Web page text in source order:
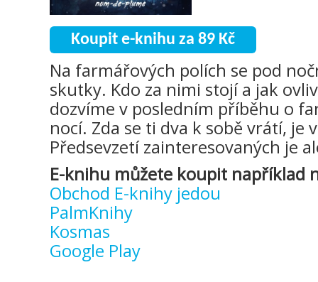
Koupit e-knihu za 89 Kč
Na farmářových polích se pod
skutky. Kdo za nimi stojí a jak
dozvíme v posledním příběhu o
nocí. Zda se ti dva k sobě vrátí, je
Předsevzetí zainteresovaných je
E-knihu můžete koupit například
Obchod E-knihy jedou
PalmKnihy
Kosmas
Google Play